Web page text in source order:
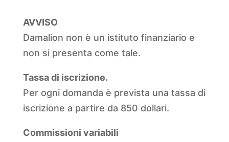
AVVISO
Damalion non è un istituto finanziario e
non si presenta come tale.
Tassa di iscrizione.
Per ogni domanda è prevista una tassa di
iscrizione a partire da 850 dollari.
Commissioni variabili